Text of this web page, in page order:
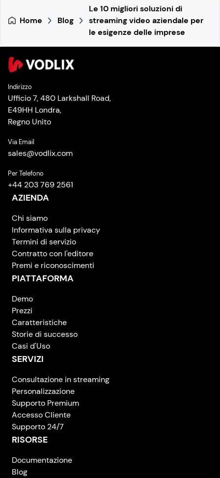
Home Blog
Le 10 migliori soluzioni di
streaming video aziendale per
le esigenze delle imprese
Indirizzo
Ufficio 7, 480 Larkshall Road,
E49HH Londra,
Regno Unito
Via Email
sales@vodlix.com
Per Telefono
+44 203 769 2561
AZIENDA
Chi siamo
Informativa sulla privacy
Termini di servizio
Contratto con l'editore
Premi e riconoscimenti
PIATTAFORMA
Demo
Prezzi
Caratteristiche
Storie di successo
Casi d'Uso
SERVIZI
Consultazione in streaming
Personalizzazione
Supporto Premium
Accesso Cliente
Supporto 24/7
RISORSE
Documentazione
Blog